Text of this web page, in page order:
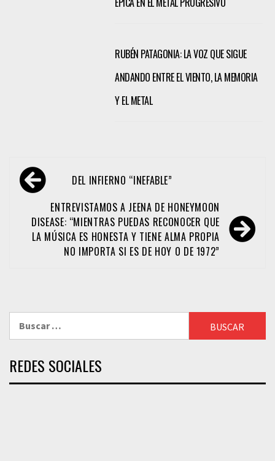
RUBÉN PATAGONIA: LA VOZ QUE SIGUE
ANDANDO ENTRE EL VIENTO, LA MEMORIA
Y EL METAL
Navegación
de
entradas
DEL INFIERNO “INEFABLE”
ENTREVISTAMOS A JEENA DE HONEYMOON
DISEASE: “MIENTRAS PUEDAS RECONOCER QUE
LA MÚSICA ES HONESTA Y TIENE ALMA PROPIA
NO IMPORTA SI ES DE HOY O DE 1972”
REDES SOCIALES